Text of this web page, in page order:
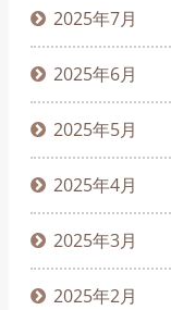
2025年7月
2025年6月
2025年5月
2025年4月
2025年3月
2025年2月